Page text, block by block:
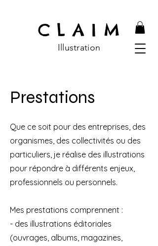
C L A I M
Illustration
Prestations
Que ce soit pour des entreprises, des
organismes, des collectivités ou des
particuliers, je réalise des illustrations
pour répondre à différents enjeux,
professionnels ou personnels.
Mes prestations comprennent :
- des illustrations éditoriales
(ouvrages, albums, magazines,